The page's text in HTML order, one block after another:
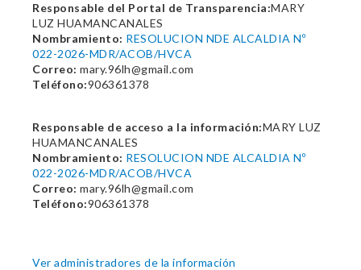
Responsable del Portal de Transparencia:MARY
LUZ HUAMANCANALES
Nombramiento: RESOLUCION NDE ALCALDIA Nº
022-2026-MDR/ACOB/HVCA
Correo: mary.96lh@gmail.com
Teléfono:906361378
Responsable de acceso a la información:MARY LUZ
HUAMANCANALES
Nombramiento: RESOLUCION NDE ALCALDIA Nº
022-2026-MDR/ACOB/HVCA
Correo: mary.96lh@gmail.com
Teléfono:906361378
Ver administradores de la información